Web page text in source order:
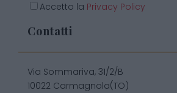
Accetto la Privacy Policy
Contatti
Via Sommariva, 31/2/B
10022 Carmagnola(TO)